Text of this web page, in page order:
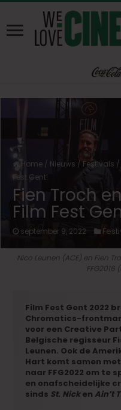
Home / Nieuws / Festivals /
Fest Gent!
Fien Troch
Film Fest
september 9, 2022
Nico Leunen (ACE) en Fien
FFG2016
Film Fest Gent 2022
Chromatics-
voor een Creative
Belgische regisseur
Leunen. Ook de
Hart komt samen
naar FFG2022 om te
en onafscheidelijke
sinds St. Nicken Ain’t